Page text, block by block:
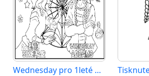
Wednesday pro 1leté Děti